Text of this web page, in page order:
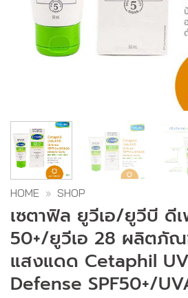
HOME » SHOP
เซตาฟิล ยูวีเอ/ยูวีบี ดี
50+/ยูวีเอ 28 ผลิตภั
แสงแดด Cetaphil
Defense SPF50+/